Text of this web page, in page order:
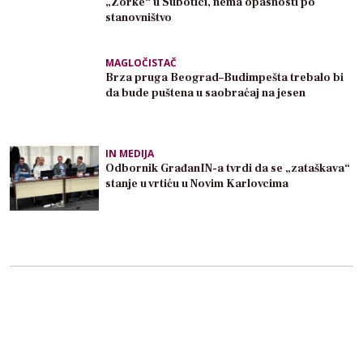
stanovništvo
MAGLOČISTAČ
Brza pruga Beograd–Budimpešta trebalo bi
da bude puštena u saobraćaj na jesen
IN MEDIJA
Odbornik GrađanIN-a tvrdi da se „zataškava“
stanje u vrtiću u Novim Karlovcima